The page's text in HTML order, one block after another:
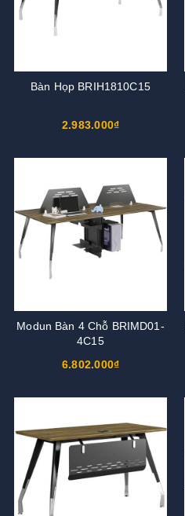
Bàn Họp BRIH1810C15
2.983.000₫
Modun Bàn 4 Chỗ BRIMD01-
4C15
6.802.000₫